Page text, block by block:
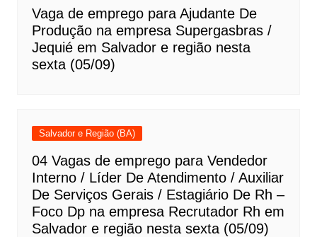
Vaga de emprego para Ajudante De
Produção na empresa Supergasbras /
Jequié em Salvador e região nesta
sexta (05/09)
Salvador e Região (BA)
04 Vagas de emprego para Vendedor
Interno / Líder De Atendimento / Auxiliar
De Serviços Gerais / Estagiário De Rh –
Foco Dp na empresa Recrutador Rh em
Salvador e região nesta sexta (05/09)